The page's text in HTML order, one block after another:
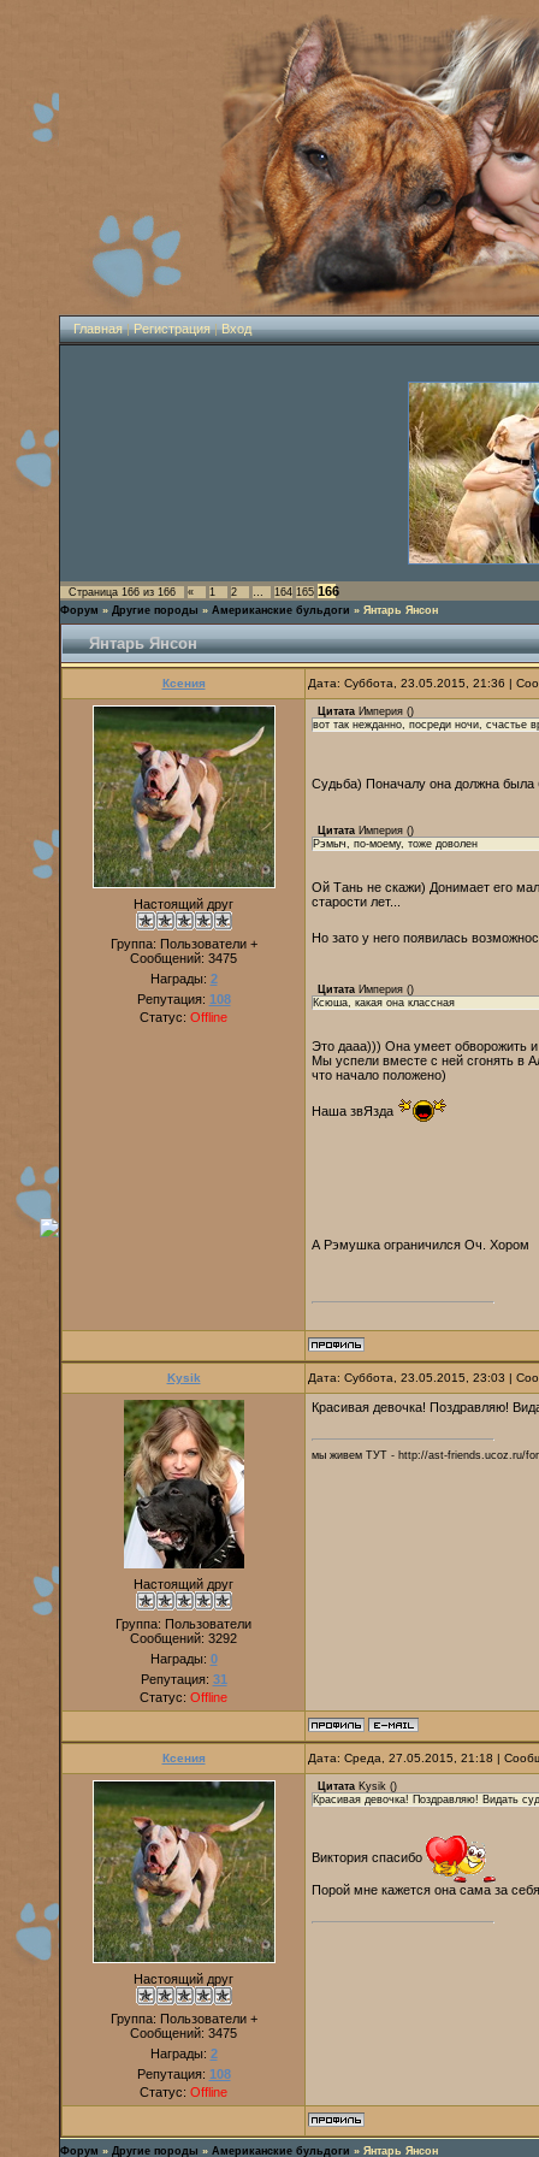
Главная|Регистрация|Вход
Страница 166 из 166 « 1 2 … 164 165 166
Форум » Другие породы » Американские бульдоги » Янтарь Янсон
Янтарь Янсон
Ксения Дата: Суббота, 23.05.2015, 21:36 |
Настоящий друг
Группа: Пользователи +
Сообщений: 3475
Награды: 2
Репутация: 108
Статус: Offline
Цитата Империя ()
вот так нежданно, посреди ночи, счастье
Судьба) Поначалу она должна
Цитата Империя ()
Рэмыч, по-моему, тоже доволен
Ой Тань не скажи) Донимает его
старости лет...
Но зато у него появилась
Цитата Империя ()
Ксюша, какая она классная
Это дааа))) Она умеет обворожить
Мы успели вместе с ней сгонять в
что начало положено)
Наша звЯзда
А Рэмушка ограничился Оч. Хором
Kysik Дата: Суббота, 23.05.2015, 23:03 |
Настоящий друг
Группа: Пользователи
Сообщений: 3292
Награды: 0
Репутация: 31
Статус: Offline
Красивая девочка! Поздравляю!
мы живем ТУТ - http://ast-friends.ucoz.ru/
Ксения Дата: Среда, 27.05.2015, 21:18 |
Настоящий друг
Группа: Пользователи +
Сообщений: 3475
Награды: 2
Репутация: 108
Статус: Offline
Цитата Kysik ()
Красивая девочка! Поздравляю! Видать
Виктория спасибо
Порой мне кажется она сама за
Форум » Другие породы » Американские бульдоги » Янтарь Янсон